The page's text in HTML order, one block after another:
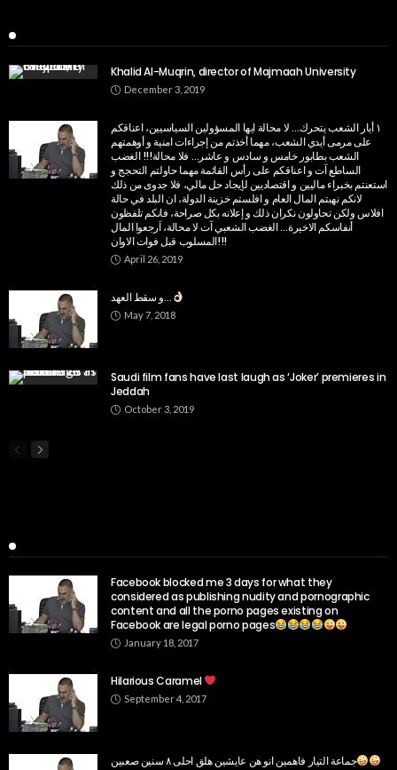
Khalid Al-Muqrin, director of Majmaah University
December 3, 2019
١ أيار الشعب يتحرك… لا محالة ايها المسؤولين السياسيين، اعناقكم
على مرمى أيدي الشعب، مهما أخذتم من إجراءات امنية و أوهمتهم
الشعب بطابور خامس و سادس و عاشر… فلا محالة!!! الغضب
الساطع آت و اعناقكم على رأس القائمة مهما حاولتم التحجج و
استعنتم بخبراء ماليين و اقتصاديين لإيجاد حل مالي، فلا جدوى من ذلك
لانكم نهبتم المال العام و افلستم خزينة الدولة، ان البلد في حالة
افلاس ولكن تحاولون نكران ذلك و إعلانه بكل صراحة، فانكم تلفظون
أنفاسكم الاخيرة… الغضب الشعبي آت لا محالة، اَرجعوا المال
المسلوب قبل فوات الاوان!!!
April 26, 2019
و سقط العهد…
May 7, 2018
Saudi film fans have last laugh as ‘Joker’ premieres in
Jeddah
October 3, 2019
Facebook blocked me 3 days for what they
considered as publishing nudity and pornographic
content and all the porno pages existing on
Facebook are legal porno pages
January 18, 2017
Hilarious Caramel
September 4, 2017
جماعة التيار فاهمين انو هن عايشين هلق احلى ٨ سنين صعبين